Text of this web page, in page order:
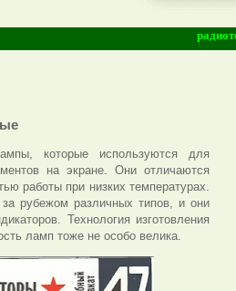
которые используются для
на экране. Они отличаются
работы при низких температурах.
рубежом различных типов, и они
Технология изготовления
ламп тоже не особо велика.